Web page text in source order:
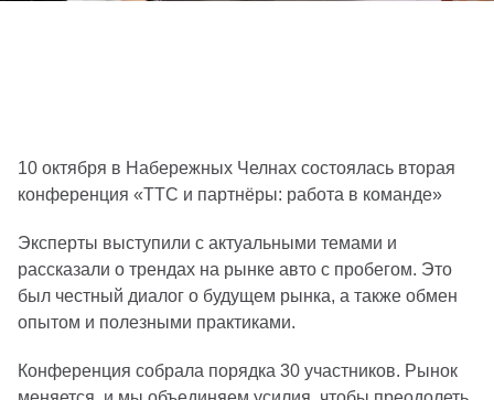
10 октября в Набережных Челнах состоялась вторая
конференция «ТТС и партнёры: работа в команде»
Эксперты выступили с актуальными темами и
рассказали о трендах на рынке авто с пробегом. Это
был честный диалог о будущем рынка, а также обмен
опытом и полезными практиками.
Конференция собрала порядка 30 участников. Рынок